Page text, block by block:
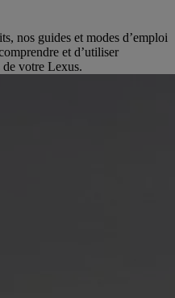
nos guides et modes d’emploi
et d’utiliser
votre Lexus.